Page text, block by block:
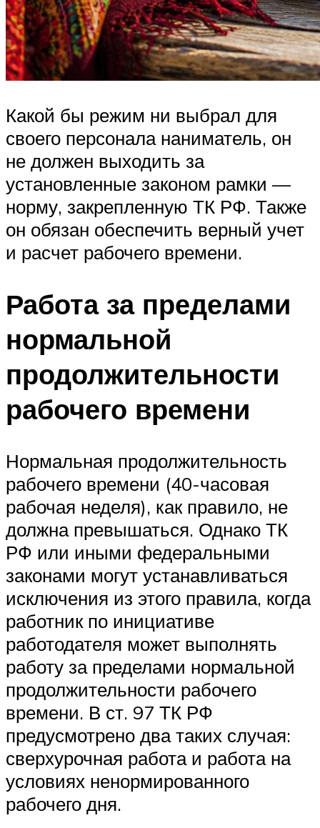
Какой бы режим ни выбрал для
своего персонала наниматель, он
не должен выходить за
установленные законом рамки —
норму, закрепленную ТК РФ. Также
он обязан обеспечить верный учет
и расчет рабочего времени.
Работа за пределами
нормальной
продолжительности
рабочего времени
Нормальная продолжительность
рабочего времени (40-часовая
рабочая неделя), как правило, не
должна превышаться. Однако ТК
РФ или иными федеральными
законами могут устанавливаться
исключения из этого правила, когда
работник по инициативе
работодателя может выполнять
работу за пределами нормальной
продолжительности рабочего
времени. В ст. 97 ТК РФ
предусмотрено два таких случая:
сверхурочная работа и работа на
условиях ненормированного
рабочего дня.